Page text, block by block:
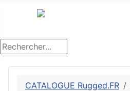
CATALOGUE Rugged.FR